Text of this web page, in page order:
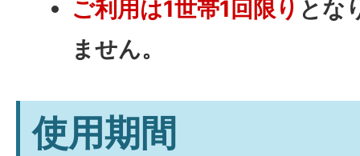
ご利用は1世帯1回限り とな
ません。
使用期間